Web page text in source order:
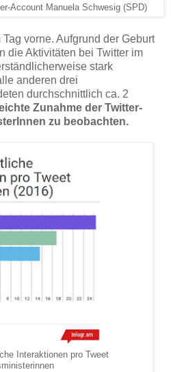
Account Manuela Schwesig (SPD)
Tag vorne. Aufgrund der Geburt
die Aktivitäten bei Twitter im
stark
anderen drei
durchschnittlich ca. 2
Zunahme der Twitter-
zu beobachten.
Interaktionen pro Tweet